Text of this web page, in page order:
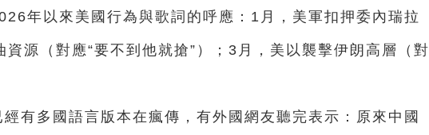
年以來美國行為與歌詞的呼應：1月，美軍扣押委內瑞拉
資源（對應“要不到他就搶”）；3月，美以襲擊伊朗高層（對
經有多國語言版本在瘋傳，有外國網友聽完表示：原來中國